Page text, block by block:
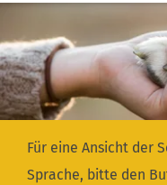
Für eine Ansicht der
Sprache, bitte den